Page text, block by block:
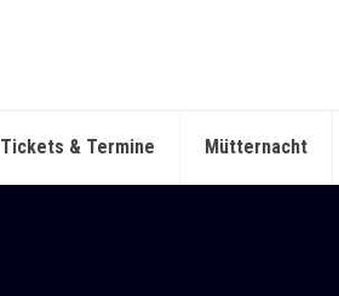
Tickets & Termine Mütternacht